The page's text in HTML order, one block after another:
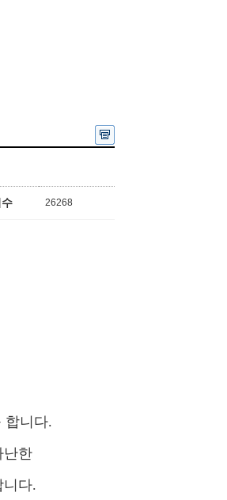
26268
합니다.
난한
니다.